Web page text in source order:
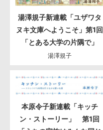
湯澤規子新連載「ユザワタ
ヌキ文庫へようこそ」第1回
「とある大学の片隅で」
湯澤規子
本原令子新連載「キッチ
ン・ストーリー」 第1回